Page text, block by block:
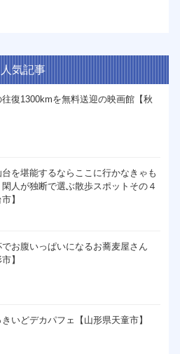
人気記事
復1300kmを無料送迎の映画館【秋
台を堪能するならここに行かなきゃも
人が独断で選ぶ散歩スポットその４
】
お腹いっぱいになるお蕎麦屋さん
】
いどデカパフェ【山形県天童市】